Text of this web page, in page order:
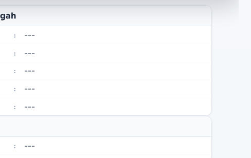
: ---
: ---
: ---
: ---
: ---
: ---